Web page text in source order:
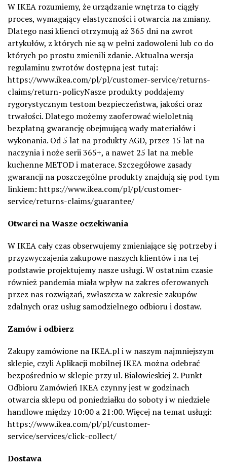
W IKEA rozumiemy, że urządzanie wnętrza to ciągły
proces, wymagający elastyczności i otwarcia na zmiany.
Dlatego nasi klienci otrzymują aż 365 dni na zwrot
artykułów, z których nie są w pełni zadowoleni lub co do
których po prostu zmienili zdanie. Aktualna wersja
regulaminu zwrotów dostępna jest tutaj:
https://www.ikea.com/pl/pl/customer-service/returns-
claims/return-policyNasze produkty poddajemy
rygorystycznym testom bezpieczeństwa, jakości oraz
trwałości. Dlatego możemy zaoferować wieloletnią
bezpłatną gwarancję obejmującą wady materiałów i
wykonania. Od 5 lat na produkty AGD, przez 15 lat na
naczynia i noże serii 365+, a nawet 25 lat na meble
kuchenne METOD i materace. Szczegółowe zasady
gwarancji na poszczególne produkty znajdują się pod tym
linkiem: https://www.ikea.com/pl/pl/customer-
service/returns-claims/guarantee/
Otwarci na Wasze oczekiwania
W IKEA cały czas obserwujemy zmieniające się potrzeby i
przyzwyczajenia zakupowe naszych klientów i na tej
podstawie projektujemy nasze usługi. W ostatnim czasie
również pandemia miała wpływ na zakres oferowanych
przez nas rozwiązań, zwłaszcza w zakresie zakupów
zdalnych oraz usług samodzielnego odbioru i dostaw.
Zamów i odbierz
Zakupy zamówione na IKEA.pl i w naszym najmniejszym
sklepie, czyli Aplikacji mobilnej IKEA można odebrać
bezpośrednio w sklepie przy ul. Białowieskiej 2. Punkt
Odbioru Zamówień IKEA czynny jest w godzinach
otwarcia sklepu od poniedziałku do soboty i w niedziele
handlowe między 10:00 a 21:00. Więcej na temat usługi:
https://www.ikea.com/pl/pl/customer-
service/services/click-collect/
Dostawa